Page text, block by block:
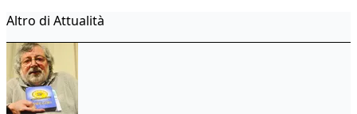
Altro di Attualità